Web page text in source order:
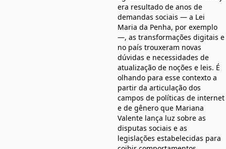
era resultado de anos de
demandas sociais — a Lei
Maria da Penha, por exemplo
—, as transformações digitais e
no país trouxeram novas
dúvidas e necessidades de
atualização de noções e leis. É
olhando para esse contexto a
partir da articulação dos
campos de políticas de internet
e de gênero que Mariana
Valente lança luz sobre as
disputas sociais e as
legislações estabelecidas para